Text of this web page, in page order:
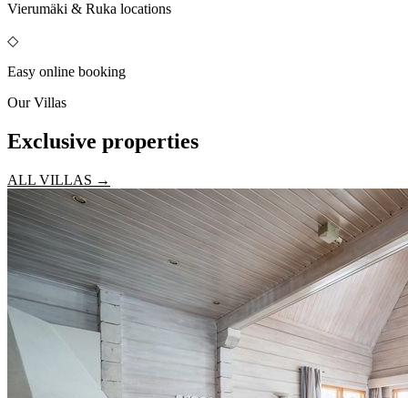
Vierumäki & Ruka locations
◇
Easy online booking
Our Villas
Exclusive properties
ALL VILLAS →